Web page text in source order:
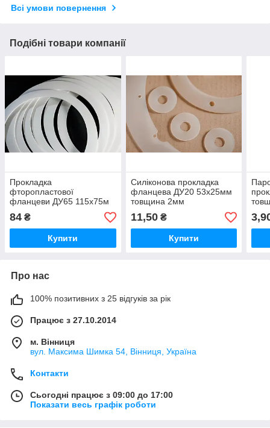
Всі умови повернення
Подібні товари компанії
Прокладка
фторопластової
фланцеви ДУ65 115x75м
товщина 2мм
84 ₴
Купити
Силіконова прокладка
фланцева ДУ20 53х25мм
товщина 2мм
11,50₴
Купити
Про нас
100% позитивних з 25 відгуків за рік
Працює з 27.10.2014
м. Вінниця
вул. Максима Шимка 54, Вінниця, Україна
Контакти
Сьогодні працює з 09:00 до 17:00
Показати весь графік роботи